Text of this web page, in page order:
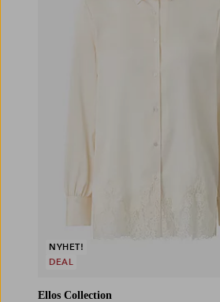
Ellos Collection
NYHET!
DEAL